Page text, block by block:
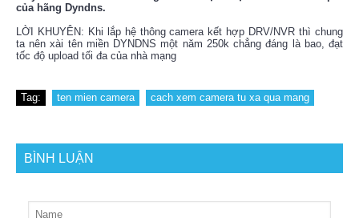
của hãng Dyndns.
LỜI KHUYÊN: Khi lắp hệ thông camera kết hợp DRV/NVR thì chung
ta nên xài tên miền DYNDNS một năm 250k chẳng đáng là bao, đạt
tốc độ upload tối đa của nhà mạng
Tag: ten mien camera cach xem camera tu xa qua mang
BÌNH LUẬN